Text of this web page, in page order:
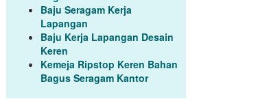
Baju Seragam Kerja
Lapangan
Baju Kerja Lapangan Desain
Keren
Kemeja Ripstop Keren Bahan
Bagus Seragam Kantor